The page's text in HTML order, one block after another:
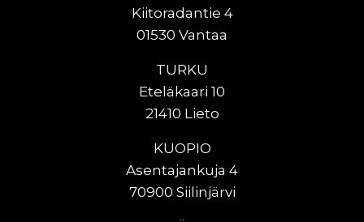
Kiitoradantie 4
01530 Vantaa
TURKU
Eteläkaari 10
21410 Lieto
KUOPIO
Asentajankuja 4
70900 Siilinjärvi